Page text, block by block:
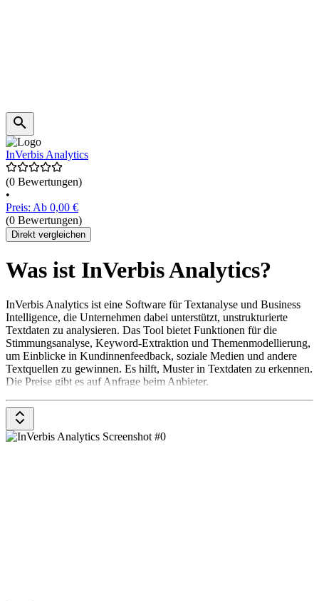
InVerbis Analytics
(0 Bewertungen)
•
Preis: Ab 0,00 €
(0 Bewertungen)
Direkt vergleichen
Was ist InVerbis Analytics?
InVerbis Analytics ist eine Software für Textanalyse und Business
Intelligence, die Unternehmen dabei unterstützt, unstrukturierte
Textdaten zu analysieren. Das Tool bietet Funktionen für die
Stimmungsanalyse, Keyword-Extraktion und Themenmodellierung,
um Einblicke in Kundinnenfeedback, soziale Medien und andere
Textquellen zu gewinnen. Es hilft, Muster in Textdaten zu erkennen.
Die Preise gibt es auf Anfrage beim Anbieter.